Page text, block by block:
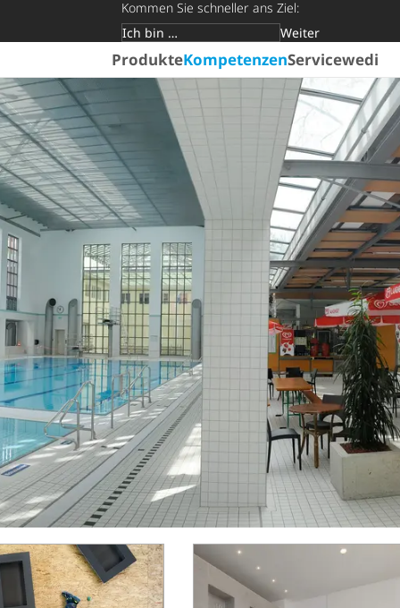
Kommen Sie schneller ans Ziel:
Zielgruppe
Weiter
ProdukteKompetenzenServicewedi